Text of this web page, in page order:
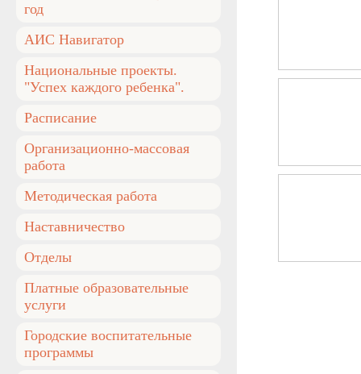
год
АИС Навигатор
Национальные проекты.
"Успех каждого ребенка".
Расписание
Организационно-массовая
работа
Методическая работа
Наставничество
Отделы
Платные образовательные
услуги
Городские воспитательные
программы